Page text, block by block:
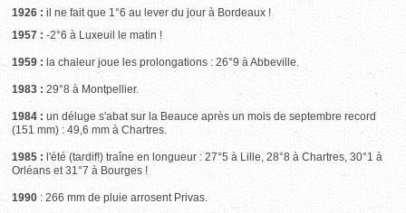
1926 : il ne fait que 1°6 au lever du jour à Bordeaux !
1957 : -2°6 à Luxeuil le matin !
1959 : la chaleur joue les prolongations : 26°9 à Abbeville.
1983 : 29°8 à Montpellier.
1984 : un déluge s'abat sur la Beauce après un mois de septembre record
(151 mm) : 49,6 mm à Chartres.
1985 : l'été (tardif!) traîne en longueur : 27°5 à Lille, 28°8 à Chartres, 30°1 à
Orléans et 31°7 à Bourges !
1990 : 266 mm de pluie arrosent Privas.